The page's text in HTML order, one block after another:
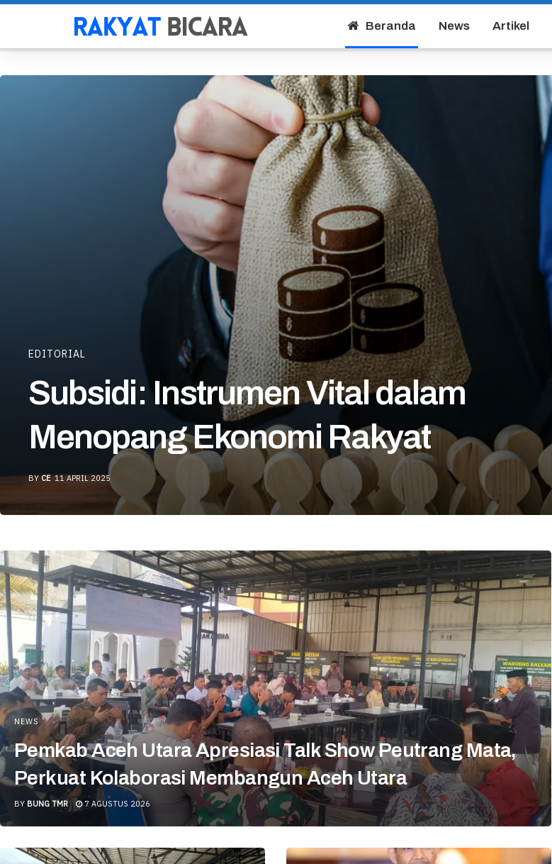
Rakyat Bicara
Beranda News Artikel
EDITORIAL
Subsidi: Instrumen Vital dalam
Menopang Ekonomi Rakyat
BYCE 11 APRIL 2025
NEWS
Pemkab Aceh Utara Apresiasi Talk Show Peutrang Mata,
Perkuat Kolaborasi Membangun Aceh Utara
BY BUNG TMR 7 AGUSTUS 2026